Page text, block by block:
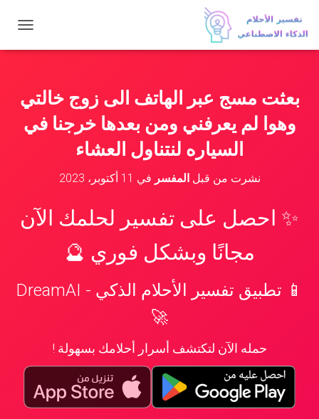
ب
ا
ت
بعثت مسج عبر الهاتف الى زوج خالتي
وهوا لم يعرفني ومن بعدها خرجنا في
السياره لنتناول العشاء
نشرت من قبلالمفسر في 11 أكتوبر، 2023
✨ احصل على تفسير لحلمك الآن
مجانًا وبشكل فوري 🔮
📱 تطبيق تفسير الأحلام الذكي - DreamAI
🚀
حمله الآن لتكتشف أسرار أحلامك بسهولة !